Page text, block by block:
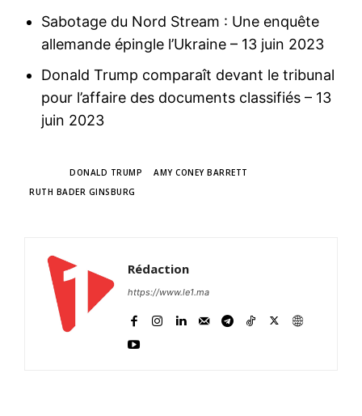
Sabotage du Nord Stream : Une enquête
allemande épingle l’Ukraine – 13 juin 2023
Donald Trump comparaît devant le tribunal
pour l’affaire des documents classifiés – 13
juin 2023
DONALD TRUMP
AMY CONEY BARRETT
RUTH BADER GINSBURG
Rédaction
https://www.le1.ma